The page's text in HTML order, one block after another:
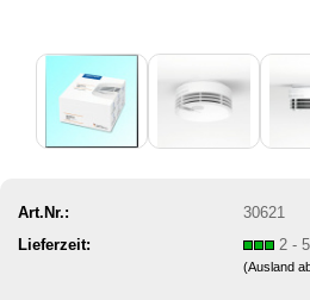
Art.Nr.:
30621
Lieferzeit:
2 -
(Ausland